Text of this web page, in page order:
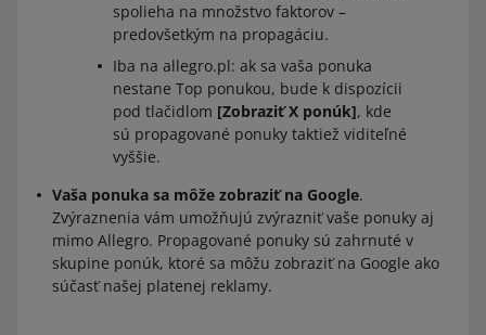
spolieha na množstvo faktorov –
predovšetkým na propagáciu.
Iba na allegro.pl: ak sa vaša ponuka
nestane Top ponukou, bude k dispozícii
pod tlačidlom [Zobraziť X ponúk], kde
sú propagované ponuky taktiež viditeľné
vyššie.
Vaša ponuka sa môže zobraziť na Google.
Zvýraznenia vám umožňujú zvýrazniť vaše ponuky aj
mimo Allegro. Propagované ponuky sú zahrnuté v
skupine ponúk, ktoré sa môžu zobraziť na Google ako
súčasť našej platenej reklamy.